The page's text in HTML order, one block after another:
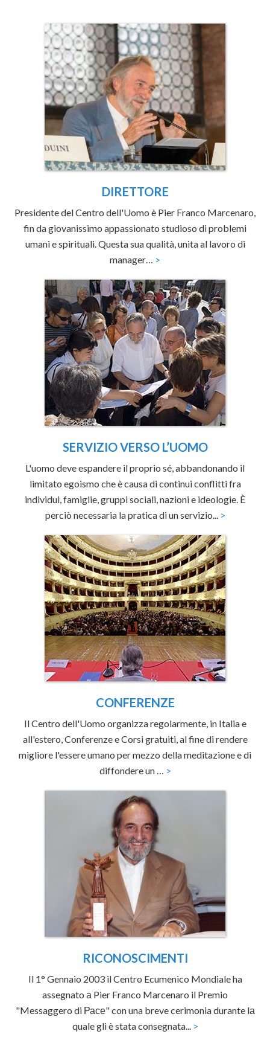
DIRETTORE
Presidente del Centro dell'Uomo è Pier Franco Marcenaro,
fin da giovanissimo appassionato studioso di problemi
umani e spirituali. Questa sua qualità, unita al lavoro di
manager…
>
SERVIZIO VERSO L’UOMO
L'uomo deve espandere il proprio sé, abbandonando il
limitato egoismo che è causa di continui conflitti fra
individui, famiglie, gruppi sociali, nazioni e ideologie. È
perciò necessaria la pratica di un servizio...
>
CONFERENZE
Il Centro dell'Uomo organizza regolarmente, in Italia e
all'estero, Conferenze e Corsi gratuiti, al fine di rendere
migliore l'essere umano per mezzo della meditazione e di
diffondere un …
>
RICONOSCIMENTI
Il 1° Gennaio 2003 il Centro Ecumenico Mondiale ha
assegnato а Pier Franco Marcenaro il Premio
"Messaggero di Расе" con una breve cerimonia durante lа
quale gli è stata consegnata...
>